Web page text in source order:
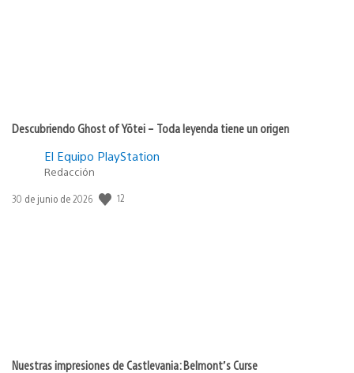
Descubriendo Ghost of Yōtei – Toda leyenda tiene un origen
El Equipo PlayStation
Redacción
Fecha
30 de junio de 2026 12
Nuestras impresiones de Castlevania: Belmont’s Curse